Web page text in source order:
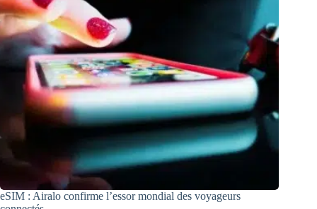
eSIM : Airalo confirme l’essor mondial des voyageurs